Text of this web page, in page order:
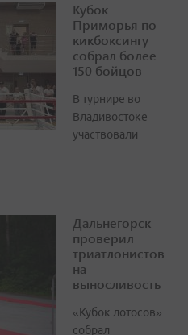
Кубок
Приморья по
кикбоксингу
собрал более
150 бойцов
В турнире во
Владивостоке
участвовали
Дальнегорск
проверил
триатлонистов
на
выносливость
«Кубок лотосов»
собрал